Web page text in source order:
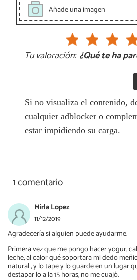
Añade una imagen
Tu valoración: ¿Qué te ha
Si no visualiza el contenido,
cualquier adblocker o
estar impidiendo su carga.
1 comentario
Mirla Lopez
11/12/2019
Agradecería si alguien puede ayudarme.
Primera vez que me pongo hacer yogur,
leche, al calor qué soportara mi dedo
natural , y lo tape y lo guarde en un lugar
destapar lo a la 15 horas, no me cuajó.